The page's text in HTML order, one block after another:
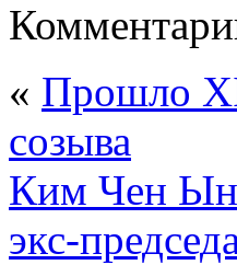
« Прошло
созыва
Ким Чен Ын
экс-